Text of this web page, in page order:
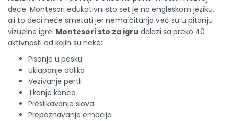
dece. Montesori edukativni sto set je na engleskom jeziku,
ali to deci neće smetati jer nema čitanja već su u pitanju
vizuelne igre. Montesori sto za igru dolazi sa preko 40
aktivnosti od kojih su neke:
Pisanje u pesku
Uklapanje oblika
Vezivanje pertli
Tkanje konca
Preslikavanje slova
Prepoznavanje emocija